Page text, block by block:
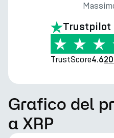
Trustpilot
TrustScore4.6
Grafico del
a XRP